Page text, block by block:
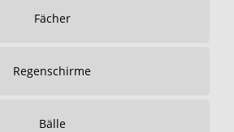
Fächer
Regenschirme
Bälle